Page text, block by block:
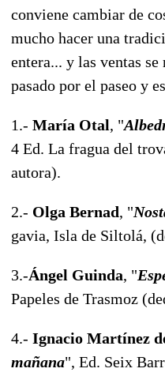
conviene cambiar de
mucho hacer una
entera... y las ventas
pasado por el paseo y
1.- María Otal, "
4 Ed. La fragua del
autora).
2.- Olga Bernad, "
gavia, Isla de Siltolá,
3.-Ángel Guinda, "
Papeles de Trasmoz
4.- Ignacio Martínez
mañana", Ed. Seix